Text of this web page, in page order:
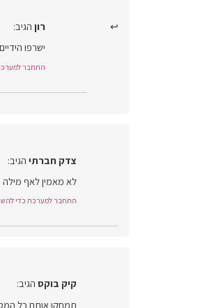
רון הגיב:
ישרפו
התחבר
צדק חברתי הגיב:
לא מאמין לאף
התחבר למערכת כדי
קיק בוקס הגיב:
תמחקו אותם כל